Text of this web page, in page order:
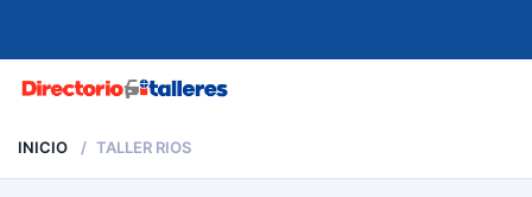
INICIO TALLER RIOS